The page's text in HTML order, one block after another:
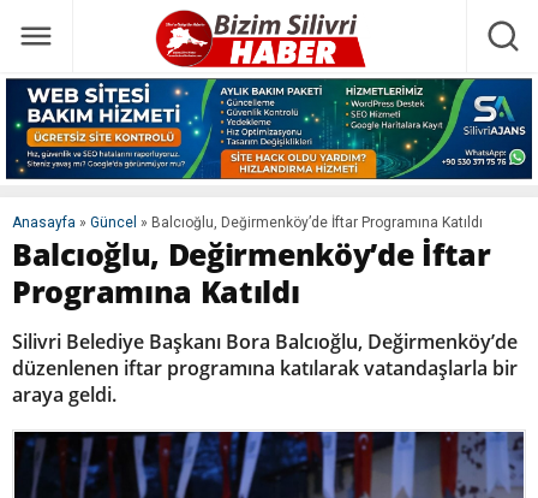
Anasayfa » Güncel » Balcıoğlu, Değirmenköy’de İftar Programına Katıldı
Balcıoğlu, Değirmenköy’de İftar
Programına Katıldı
Silivri Belediye Başkanı Bora Balcıoğlu, Değirmenköy’de
düzenlenen iftar programına katılarak vatandaşlarla bir
araya geldi.